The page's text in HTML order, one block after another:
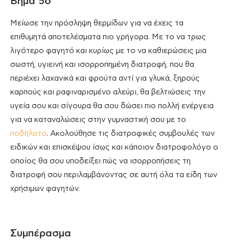
Μείωσε την πρόσληψη θερμίδων για να έχεις τα
επιθυμητά αποτελέσματα πιο γρήγορα. Με το να τρως
λιγότερο φαγητό και κυρίως με το να καθιερώσεις μια
σωστή, υγιεινή και ισορροπημένη διατροφή, που θα
περιέχει λαχανικά και φρούτα αντί για γλυκά, ξηρούς
καρπούς και ραφιναρισμένο αλεύρι, θα βελτιώσεις την
υγεία σου και σίγουρα θα σου δώσει πιο πολλή ενέργεια
για να καταναλώσεις στην γυμναστική σου με το
ποδήλατο. Ακολούθησε τις διατροφικές συμβουλές των
ειδικών και επισκέψου ίσως και κάποιον διατροφολόγο ο
οποίος θα σου υποδείξει πώς να ισορροπήσεις τη
διατροφή σου περιλαμβάνοντας σε αυτή όλα τα είδη των
χρήσιμων φαγητών.
Συμπέρασμα